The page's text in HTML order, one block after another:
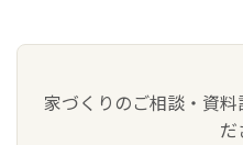
家づくりのご相談・資
だ